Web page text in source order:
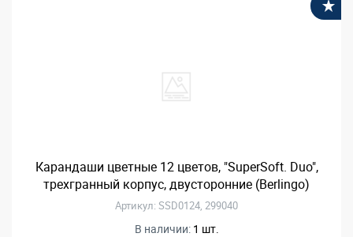
Карандаши цветные 12 цветов, "SuperSoft. Duo",
трехгранный корпус, двусторонние (Berlingo)
Артикул: SSD0124, 299040
В наличии: 1 шт.